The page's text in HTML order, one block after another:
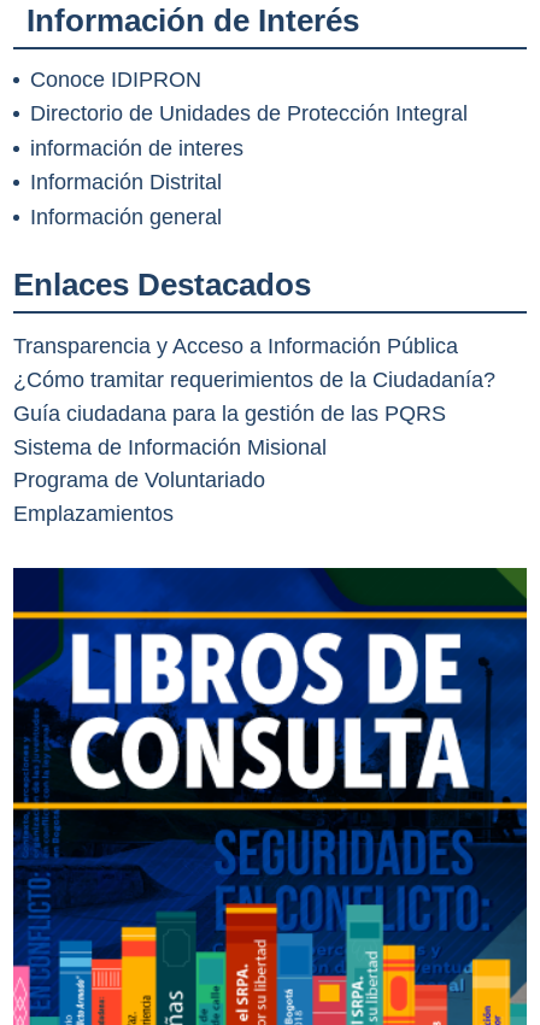
Información de Interés
Conoce IDIPRON
Directorio de Unidades de Protección Integral
información de interes
Información Distrital
Información general
Enlaces Destacados
Transparencia y Acceso a Información Pública
¿Cómo tramitar requerimientos de la Ciudadanía?
Guía ciudadana para la gestión de las PQRS
Sistema de Información Misional
Programa de Voluntariado
Emplazamientos